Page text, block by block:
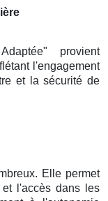
provient
l'engagement
et la sécurité de
Elle permet
l'accès dans les